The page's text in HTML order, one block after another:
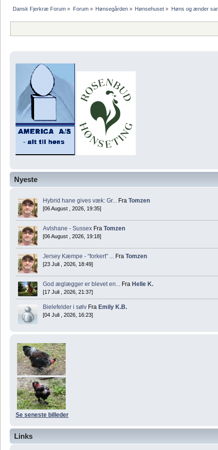
Nyeste
Hybrid hane gives væk: Gr... Fra Tomzen
[06 August , 2026, 19:35]
Avlshane - Sussex Fra Tomzen
[06 August , 2026, 19:18]
Jersey Kæmpe - “forkert” ... Fra Tomzen
[23 Juli , 2026, 18:49]
God æglægger er blevet en... Fra Helle K.
[17 Juli , 2026, 21:37]
Bielefelder i sølv Fra Emily K.B.
[04 Juli , 2026, 16:23]
Se seneste billeder
Links
Dansk Fjerkræ Forum » Forum» Hønsegården» Hønsehuset » Høns og ænder